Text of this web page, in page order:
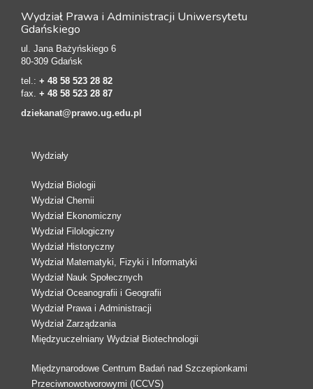
Wydział Prawa i Administracji Uniwersytetu
Gdańskiego
ul. Jana Bażyńskiego 6
80-309 Gdańsk
tel.: + 48 58 523 28 82
fax. + 48 58 523 28 87
dziekanat@prawo.ug.edu.pl
Wydziały
Wydział Biologii
Wydział Chemii
Wydział Ekonomiczny
Wydział Filologiczny
Wydział Historyczny
Wydział Matematyki, Fizyki i Informatyki
Wydział Nauk Społecznych
Wydział Oceanografii i Geografii
Wydział Prawa i Administracji
Wydział Zarządzania
Międzyuczelniany Wydział Biotechnologii
Międzynarodowe Centrum Badań nad Szczepionkami
Przeciwnowotworowymi (ICCVS)